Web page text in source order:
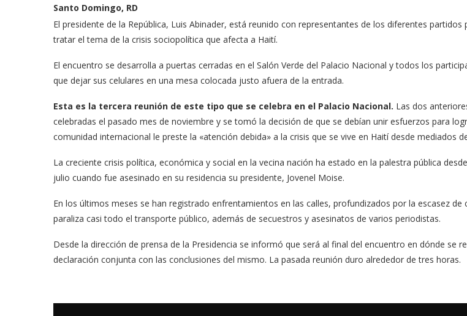
Santo Domingo, RD
El presidente de la República, Luis Abinader, está reunido con representantes de los diferentes partidos
tratar el tema de la crisis sociopolítica que afecta a Haití.
El encuentro se desarrolla a puertas cerradas en el Salón Verde del Palacio Nacional y todos los
que dejar sus celulares en una mesa colocada justo afuera de la entrada.
Esta es la tercera reunión de este tipo que se celebra en el Palacio Nacional. Las dos
celebradas el pasado mes de noviembre y se tomó la decisión de que se debían unir esfuerzos para
comunidad internacional le preste la «atención debida» a la crisis que se vive en Haití desde mediados
La creciente crisis política, económica y social en la vecina nación ha estado en la palestra pública
julio cuando fue asesinado en su residencia su presidente, Jovenel Moise.
En los últimos meses se han registrado enfrentamientos en las calles, profundizados por la escasez de
paraliza casi todo el transporte público, además de secuestros y asesinatos de varios periodistas.
Desde la dirección de prensa de la Presidencia se informó que será al final del encuentro en dónde se
declaración conjunta con las conclusiones del mismo. La pasada reunión duro alrededor de tres horas.